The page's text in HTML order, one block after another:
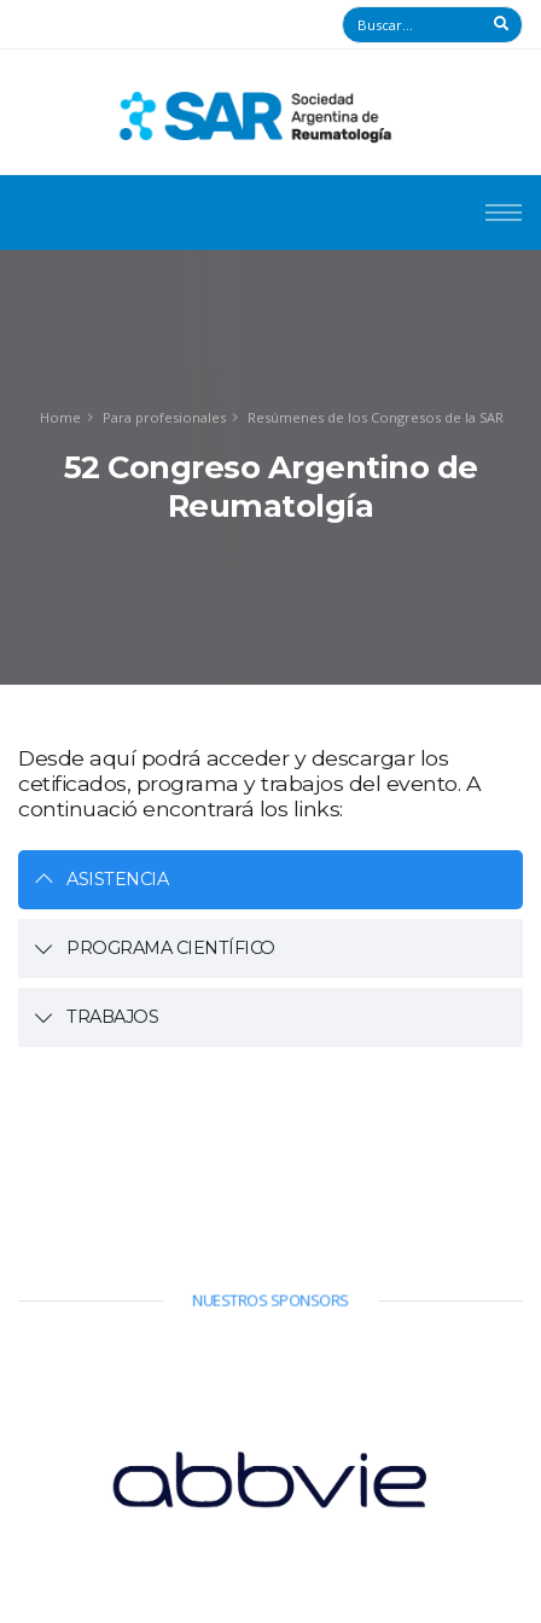
Home Para profesionales Resúmenes de los Congresos de la SAR
52 Congreso Argentino de
Reumatolgía
Desde aquí podrá acceder y descargar los
cetificados, programa y trabajos del evento. A
continuació encontrará los links:
ASISTENCIA
PROGRAMA CIENTÍFICO
TRABAJOS
NUESTROS SPONSORS